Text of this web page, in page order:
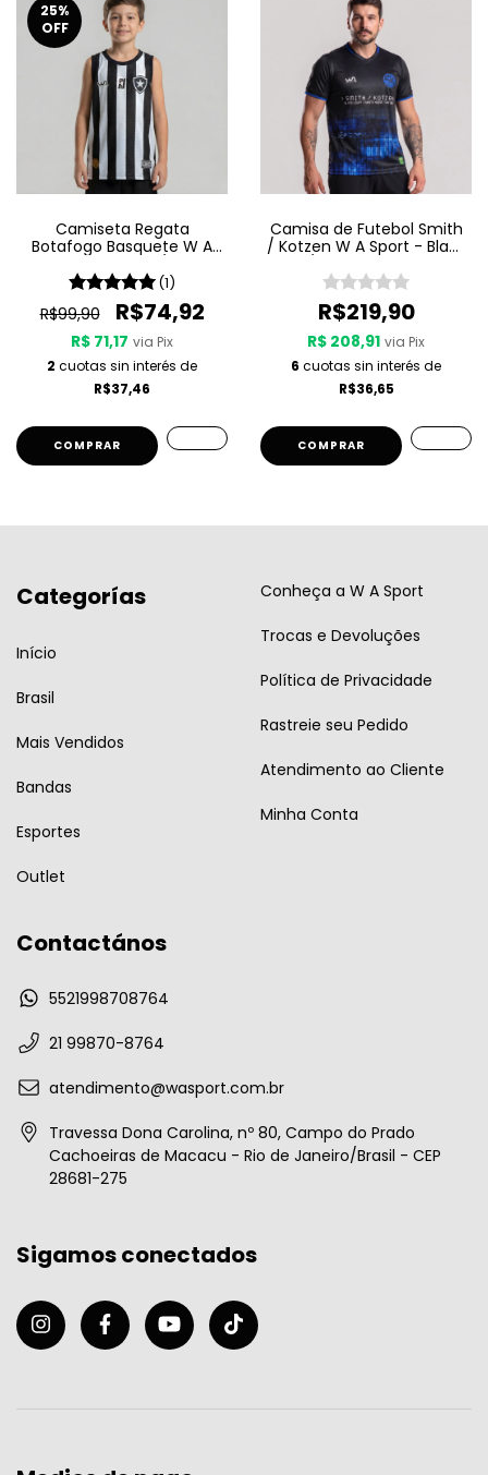
25%
OFF
Camiseta Regata
Botafogo Basquete W A
Listrada (1)
R$99,90 R$74,92
R$ 71,17 via Pix
2 cuotas sin interés de
R$37,46
COMPRAR
Camisa de Futebol Smith
/ Kotzen W A Sport - Black
R$219,90
R$ 208,91 via Pix
6 cuotas sin interés de
R$36,65
COMPRAR
Categorías
Início
Brasil
Mais Vendidos
Bandas
Esportes
Outlet
Conheça a W A Sport
Trocas e Devoluções
Política de Privacidade
Rastreie seu Pedido
Atendimento ao Cliente
Minha Conta
Contactános
5521998708764
21 99870-8764
atendimento@wasport.com.br
Travessa Dona Carolina, nº 80, Campo do Prado
Cachoeiras de Macacu - Rio de Janeiro/Brasil - CEP
28681-275
Sigamos conectados